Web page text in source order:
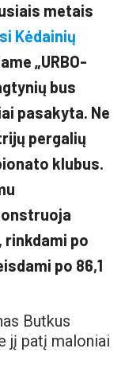
metais
Kėdainių
„URBO-
bus
pasakyta. Ne
pergalių
klubus.
rinkdami po
po 86,1
Butkus
jį patį maloniai